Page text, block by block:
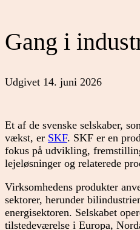
Gang i
Udgivet 14. juni 2026
Et af de svenske selskaber,
vækst, er SKF. SKF er en
fokus på udvikling,
lejeløsninger og relaterede
Virksomhedens produkter
sektorer, herunder
energisektoren. Selskabet
tilstedeværelse i Europa,